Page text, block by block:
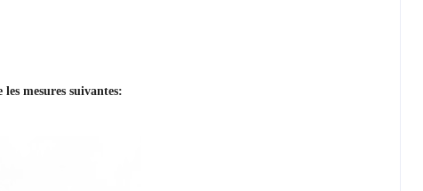
mesures suivantes: